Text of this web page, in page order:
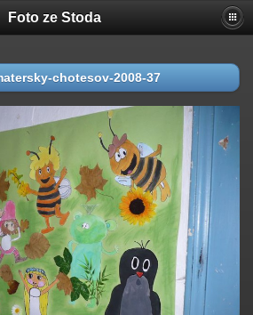
Foto ze Stoda
chotesov-2008-37